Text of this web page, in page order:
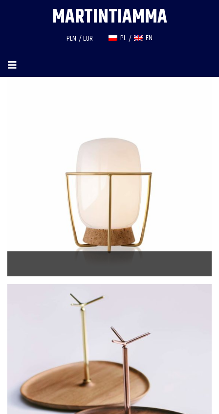
MARTINTIAMMA
PLN EUR PL EN